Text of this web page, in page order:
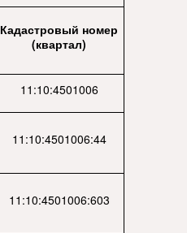
Кадастровый номер
(квартал)
11:10:4501006
11:10:4501006:44
11:10:4501006:603